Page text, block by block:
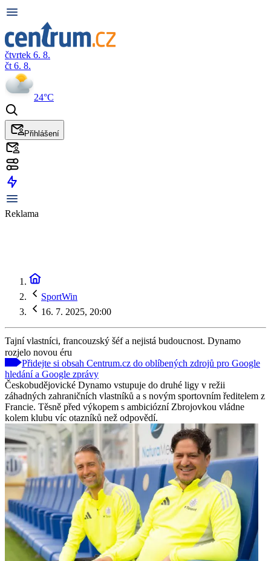
čtvrtek 6. 8.
čt 6. 8.
24°C
Přihlášení
Reklama
SportWin
16. 7. 2025, 20:00
Tajní vlastníci, francouzský šéf a nejistá budoucnost. Dynamo
rozjelo novou éru
Přidejte si obsah Centrum.cz do oblíbených zdrojů pro Google
hledání a Google zprávy
Českobudějovické Dynamo vstupuje do druhé ligy v režii
záhadných zahraničních vlastníků a s novým sportovním ředitelem z
Francie. Těsně před výkopem s ambiciózní Zbrojovkou vládne
kolem klubu víc otazníků než odpovědí.